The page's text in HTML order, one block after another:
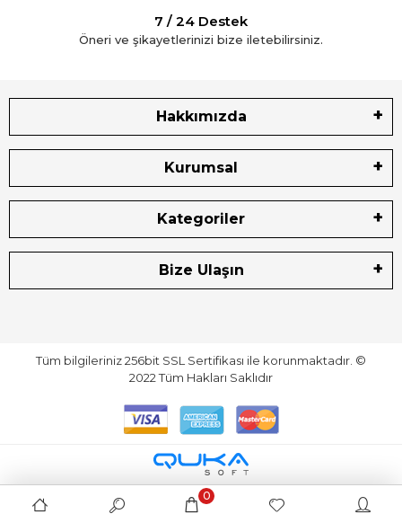
7 / 24 Destek
Öneri ve şikayetlerinizi bize iletebilirsiniz.
Hakkımızda
Kurumsal
Kategoriler
Bize Ulaşın
Tüm bilgileriniz 256bit SSL Sertifikası ile korunmaktadır. ©
2022Tüm Hakları Saklıdır
0